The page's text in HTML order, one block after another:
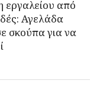
εργαλείου από
Αγελάδα
σκούπα για να